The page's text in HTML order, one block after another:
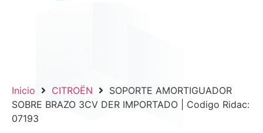
Inicio CITROËN
SOPORTE AMORTIGUADOR
SOBRE BRAZO 3CV DER IMPORTADO | Codigo Ridac:
07193